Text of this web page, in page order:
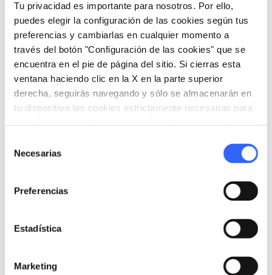
Tu privacidad es importante para nosotros. Por ello,
puedes elegir la configuración de las cookies según tus
preferencias y cambiarlas en cualquier momento a
través del botón "Configuración de las cookies" que se
encuentra en el pie de página del sitio. Si cierras esta
ventana haciendo clic en la X en la parte superior
derecha, seguirás navegando y sólo se almacenarán en
tu dispositivo las cookies estrictamente necesarias para
Necesarias
Preferencias
Estadística
Marketing
Villa Torrigiani
Via Stradone di Camigliano, 3, 55012
Capannori LU, Italia
Organiza
hotel Dónde dormir (en inglés) chevron_right
holiday_village Paquetes y estancias chevron_right
chevron_right